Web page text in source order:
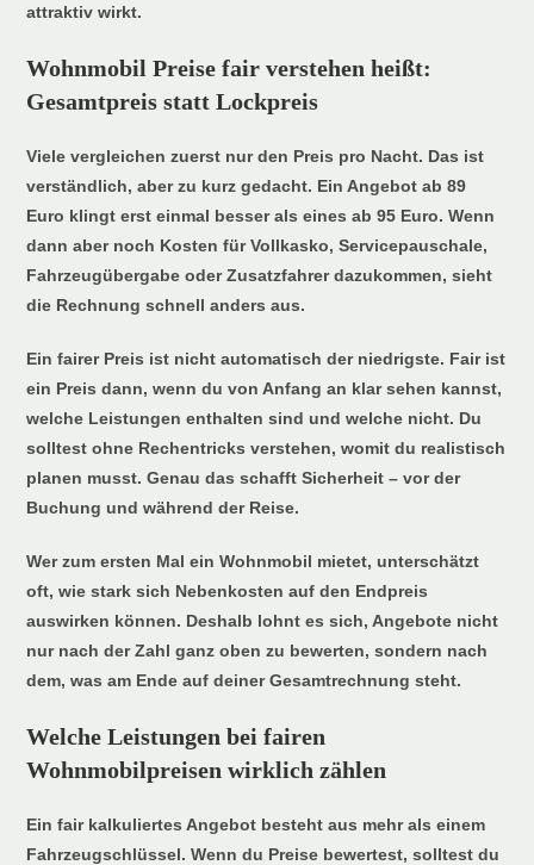
attraktiv wirkt.
Wohnmobil Preise fair verstehen heißt:
Gesamtpreis statt Lockpreis
Viele vergleichen zuerst nur den Preis pro Nacht. Das ist
verständlich, aber zu kurz gedacht. Ein Angebot ab 89
Euro klingt erst einmal besser als eines ab 95 Euro. Wenn
dann aber noch Kosten für Vollkasko, Servicepauschale,
Fahrzeugübergabe oder Zusatzfahrer dazukommen, sieht
die Rechnung schnell anders aus.
Ein fairer Preis ist nicht automatisch der niedrigste. Fair ist
ein Preis dann, wenn du von Anfang an klar sehen kannst,
welche Leistungen enthalten sind und welche nicht. Du
solltest ohne Rechentricks verstehen, womit du realistisch
planen musst. Genau das schafft Sicherheit – vor der
Buchung und während der Reise.
Wer zum ersten Mal ein Wohnmobil mietet, unterschätzt
oft, wie stark sich Nebenkosten auf den Endpreis
auswirken können. Deshalb lohnt es sich, Angebote nicht
nur nach der Zahl ganz oben zu bewerten, sondern nach
dem, was am Ende auf deiner Gesamtrechnung steht.
Welche Leistungen bei fairen
Wohnmobilpreisen wirklich zählen
Ein fair kalkuliertes Angebot besteht aus mehr als einem
Fahrzeugschlüssel. Wenn du Preise bewertest, solltest du